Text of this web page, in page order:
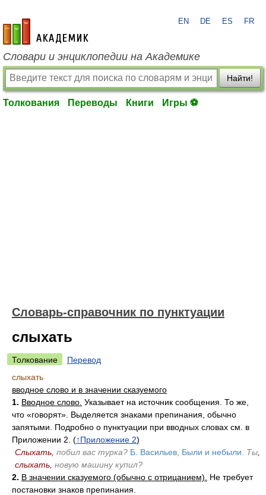
academic.ru
EN DE ES FR
Словари и энциклопедии на Академике
Найти!
Толкования Переводы Книги Игры ⚽
Словарь-справочник по пунктуации
слыхать
Толкование
Перевод
слыхать
вводное слово и в значении сказуемого
1. Вводное слово. Указывает на источник сообщения. То же,
что «говорят». Выделяется знаками препинания, обычно
запятыми. Подробно о пунктуации при вводных словах см. в
Приложении 2. (↑Приложение 2)
Слыхать, побил вас турка? Б. Васильев, Были и небыли. Ты
слыхать, новую машину купил?
2. В значении сказуемого (обычно с отрицанием).
Не требует
постановки знаков препинания.